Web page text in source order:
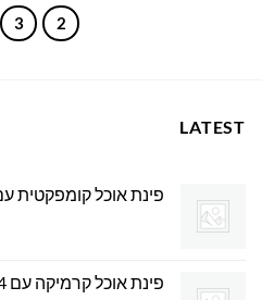
2
3
LATEST
פינת אוכל קומפקטית עם 4 כיסאות
פינת אוכל קרמיקה עם 4 כיסאות